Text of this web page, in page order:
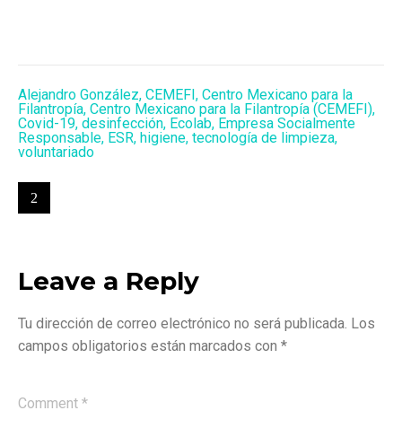
Alejandro González, CEMEFI, Centro Mexicano para la
Filantropía, Centro Mexicano para la Filantropía (CEMEFI),
Covid-19, desinfección, Ecolab, Empresa Socialmente
Responsable, ESR, higiene, tecnología de limpieza,
voluntariado
Leave a Reply
Tu dirección de correo electrónico no será publicada. Los
campos obligatorios están marcados con *